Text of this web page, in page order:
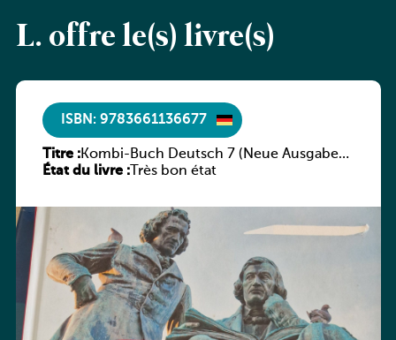
L. offre le(s) livre(s)
ISBN: 9783661136677
Titre :Kombi-Buch Deutsch 7 (Neue Ausgabe
Luxemburg)
État du livre :Très bon état